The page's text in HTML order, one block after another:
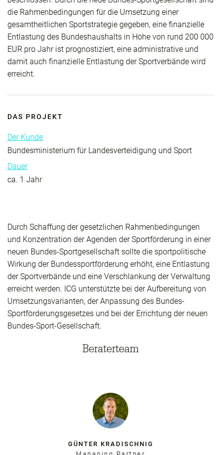
die Rahmenbedingungen für die Umsetzung einer
gesamtheitlichen Sportstrategie gegeben, eine finanzielle
Entlastung des Bundeshaushalts in Höhe von rund 200 000
EUR pro Jahr ist prognostiziert, eine administrative und
damit auch finanzielle Entlastung der Sportverbände wird
erreicht.
DAS PROJEKT
Der Kunde
Bundesministerium für Landesverteidigung und Sport
Dauer
ca. 1 Jahr
Durch Schaffung der gesetzlichen Rahmenbedingungen
und Konzentration der Agenden der Sportförderung in einer
neuen Bundes-Sportgesellschaft sollte die sportpolitische
Wirkung der Bundessportförderung erhöht, eine Entlastung
der Sportverbände und eine Verschlankung der Verwaltung
erreicht werden. ICG unterstützte bei der Aufbereitung von
Umsetzungsvarianten, der Anpassung des Bundes-
Sportförderungsgesetzes und bei der Errichtung der neuen
Bundes-Sport-Gesellschaft.
Beraterteam
GÜNTER KRADISCHNIG